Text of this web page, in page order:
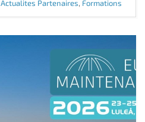
Actualites Partenaires, Formations